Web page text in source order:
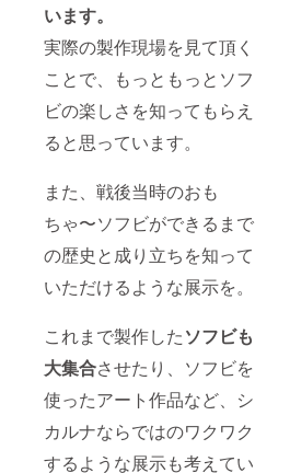
います。
実際の製作現場を見て頂く
ことで、もっともっとソフ
ビの楽しさを知ってもらえ
ると思っています。
また、戦後当時のおも
ちゃ〜ソフビができるまで
の歴史と成り立ちを知って
いただけるような展示を。
これまで製作したソフビも
大集合させたり、ソフビを
使ったアート作品など、シ
カルナならではのワクワク
するような展示も考えてい